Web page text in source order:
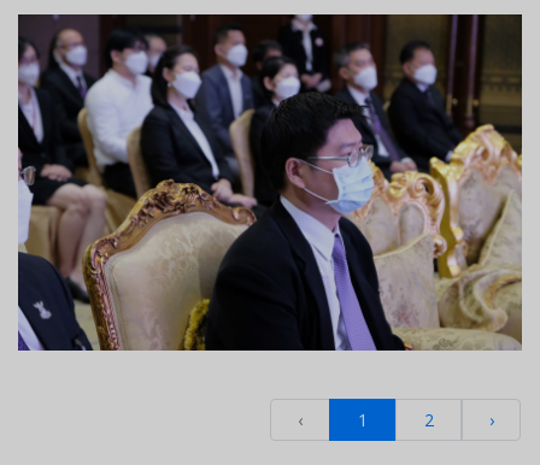
‹ 1 2 ›